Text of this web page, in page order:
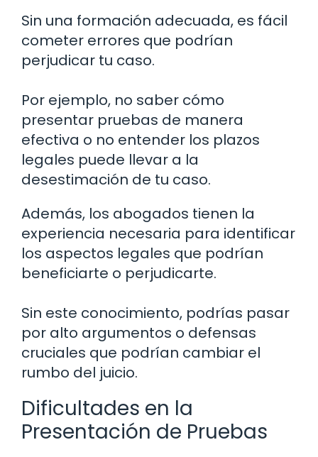
Sin una formación adecuada, es fácil
cometer errores que podrían
perjudicar tu caso.
Por ejemplo, no saber cómo
presentar pruebas de manera
efectiva o no entender los plazos
legales puede llevar a la
desestimación de tu caso.
Además, los abogados tienen la
experiencia necesaria para identificar
los aspectos legales que podrían
beneficiarte o perjudicarte.
Sin este conocimiento, podrías pasar
por alto argumentos o defensas
cruciales que podrían cambiar el
rumbo del juicio.
Dificultades en la
Presentación de Pruebas